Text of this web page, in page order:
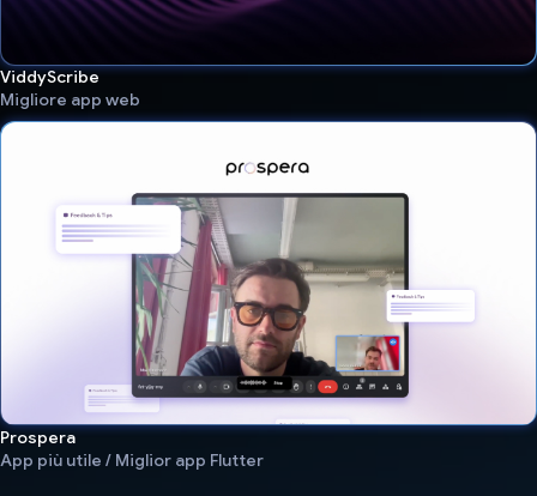
ViddyScribe
Migliore app web
Prospera
App più utile / Miglior app Flutter